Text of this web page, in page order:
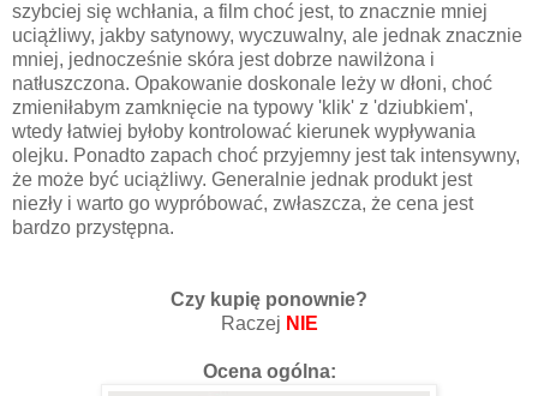
szybciej się wchłania, a film choć jest, to znacznie mniej
uciążliwy, jakby satynowy, wyczuwalny, ale jednak znacznie
mniej, jednocześnie skóra jest dobrze nawilżona i
natłuszczona. Opakowanie doskonale leży w dłoni, choć
zmieniłabym zamknięcie na typowy 'klik' z 'dziubkiem',
wtedy łatwiej byłoby kontrolować kierunek wypływania
olejku. Ponadto zapach choć przyjemny jest tak intensywny,
że może być uciążliwy. Generalnie jednak produkt jest
niezły i warto go wypróbować, zwłaszcza, że cena jest
bardzo przystępna.
Czy kupię ponownie?
Raczej NIE
Ocena ogólna: